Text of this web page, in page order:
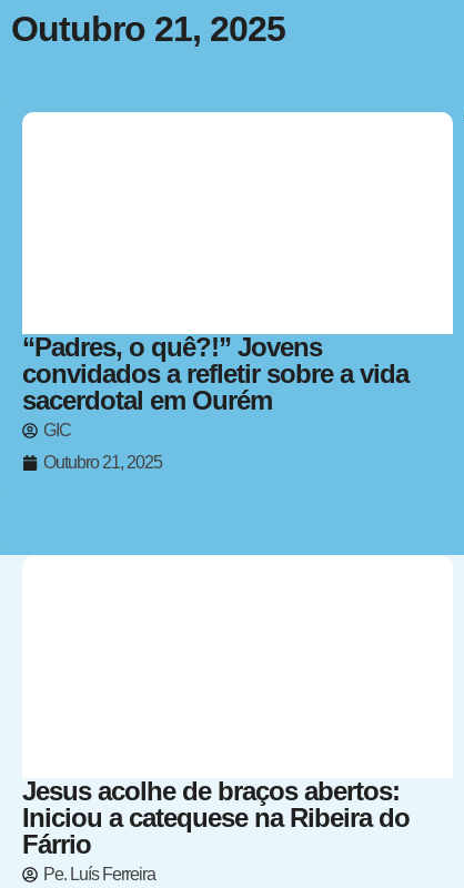
Outubro 21, 2025
“Padres, o quê?!” Jovens
convidados a refletir sobre a vida
sacerdotal em Ourém
GIC
Outubro 21, 2025
Jesus acolhe de braços abertos:
Iniciou a catequese na Ribeira do
Fárrio
Pe. Luís Ferreira